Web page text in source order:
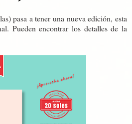
pasa a tener una nueva edición, esta
Pueden encontrar los detalles de la